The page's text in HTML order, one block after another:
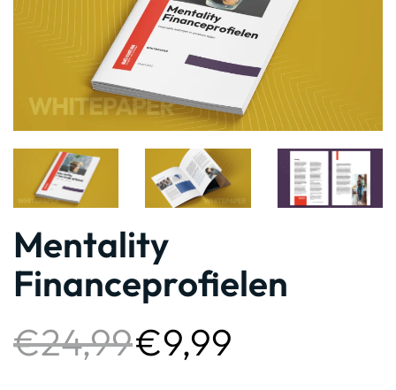
Mentality
Financeprofielen
€24,99€9,99